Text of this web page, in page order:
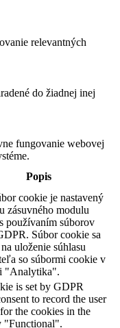
relevantných
do žiadnej inej
fungovanie webovej
Popis
cookie je nastavený
zásuvného modulu
používaním súborov
Súbor cookie sa
uloženie súhlasu
so súbormi cookie v
"Analytika".
is set by GDPR
to record the user
the cookies in the
"Functional".